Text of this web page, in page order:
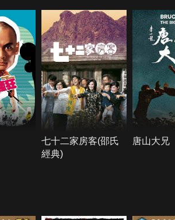
七十二家房客(邵氏
經典)
唐山大兄